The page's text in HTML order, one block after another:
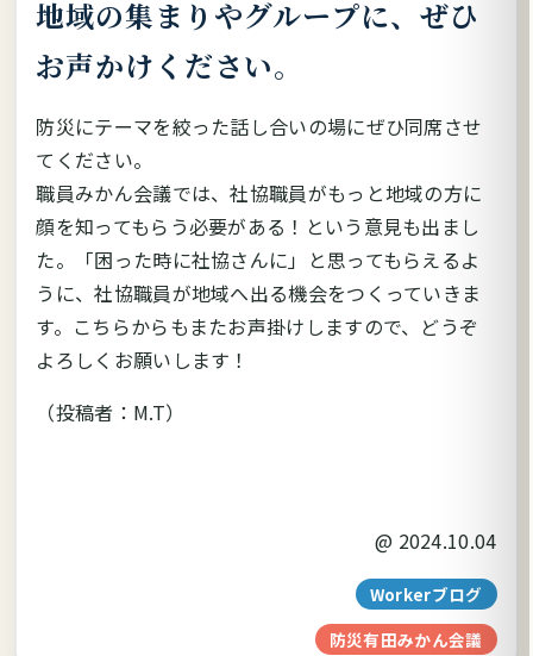
地域の集まりやグループに、ぜひ
お声かけください。
防災にテーマを絞った話し合いの場にぜひ同席させ
てください。
職員みかん会議では、社協職員がもっと地域の方に
顔を知ってもらう必要がある！という意見も出まし
た。「困った時に社協さんに」と思ってもらえるよ
うに、社協職員が地域へ出る機会をつくっていきま
す。こちらからもまたお声掛けしますので、どうぞ
よろしくお願いします！
（投稿者：M.T）
@ 2024.10.04
Workerブログ
防災有田みかん会議